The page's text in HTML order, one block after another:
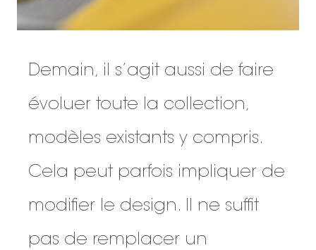
Demain, il s’agit aussi de faire
évoluer toute la collection,
modèles existants y compris.
Cela peut parfois impliquer de
modifier le design. Il ne suffit
pas de remplacer un